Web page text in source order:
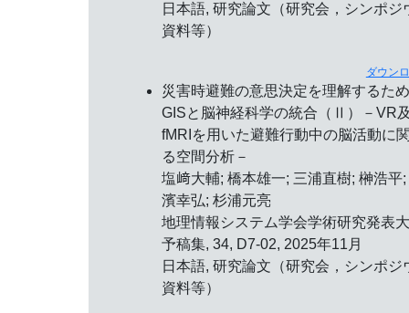
日本語, 研究論文（研究会，シンポジ
資料等）
ダウン
災害時避難の意思決定を理解するた
GISと脳神経科学の統合（Ⅱ）－VR
fMRIを用いた避難行動中の脳活動に
る空間分析－
塩﨑大輔; 橋本雄一; 三浦直樹; 榊浩平;
濱幸弘; 杉浦元亮
地理情報システム学会学術研究発表
予稿集, 34, D7-02, 2025年11月
日本語, 研究論文（研究会，シンポジ
資料等）